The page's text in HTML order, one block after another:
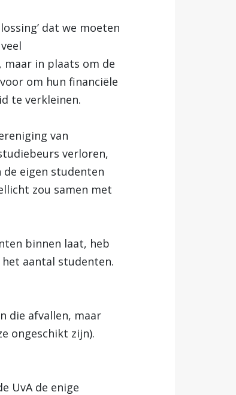
dat we moeten
in plaats om de
om hun financiële
te verkleinen.
van
verloren,
de eigen studenten
zou samen met
binnen laat, heb
aantal studenten.
die afvallen, maar
ongeschikt zijn).
UvA de enige